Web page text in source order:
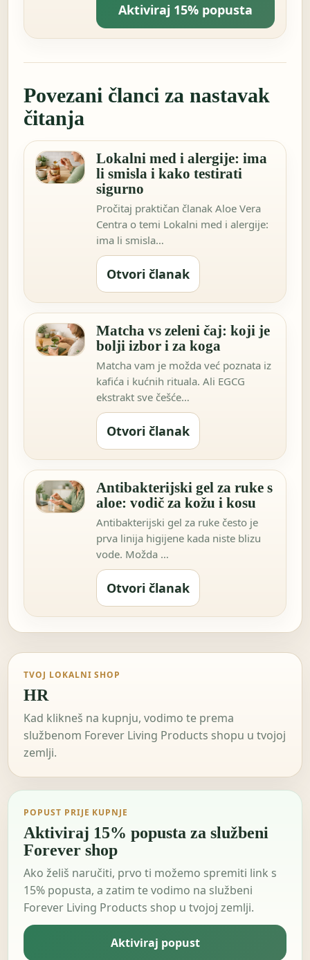
Aktiviraj 15% popusta
Povezani članci za nastavak
čitanja
Lokalni med i alergije: ima
li smisla i kako testirati
sigurno
Pročitaj praktičan članak Aloe Vera
Centra o temi Lokalni med i alergije:
ima li smisla…
Otvori članak
Matcha vs zeleni čaj: koji je
bolji izbor i za koga
Matcha vam je možda već poznata iz
kafića i kućnih rituala. Ali EGCG
ekstrakt sve češće…
Otvori članak
Antibakterijski gel za ruke s
aloe: vodič za kožu i kosu
Antibakterijski gel za ruke često je
prva linija higijene kada niste blizu
vode. Možda …
Otvori članak
TVOJ LOKALNI SHOP
HR
Kad klikneš na kupnju, vodimo te prema
službenom Forever Living Products shopu u tvojoj
zemlji.
POPUST PRIJE KUPNJE
Aktiviraj 15% popusta za službeni
Forever shop
Ako želiš naručiti, prvo ti možemo spremiti link s
15% popusta, a zatim te vodimo na službeni
Forever Living Products shop u tvojoj zemlji.
Aktiviraj popust